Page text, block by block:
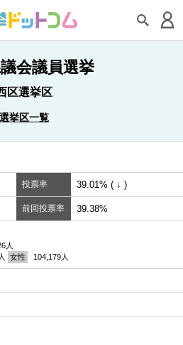
会議員選挙
区選挙区
選挙区一覧
投票率 39.01% ( ↓ )
前回投票率 39.38%
人
女性 104,179人